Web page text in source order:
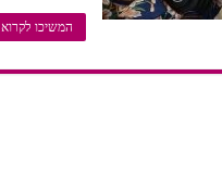
המשיכו לקרוא